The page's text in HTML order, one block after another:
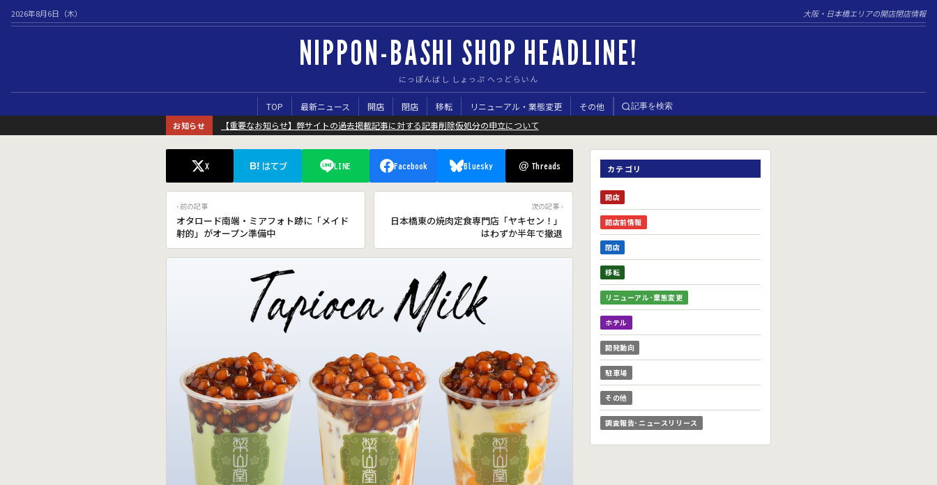
2026年8月6日（木） 大阪・日本橋エリアの開店閉店情報
NIPPON-BASHI SHOP HEADLINE!
にっぽんばし しょっぷ へっどらいん
TOP 最新ニュース 開店 閉店 移転 リニューアル・業態変更 その他 記事を検索
お知らせ 【重要なお知らせ】弊サイトの過去掲載記事に対する記事削除仮処分の申立について
X B! はてブ LINE Facebook Bluesky @ Threads
‹ 前の記事
オタロード南端・ミアフォト跡に「メイド
射的」がオープン準備中
次の記事 ›
日本橋東の焼肉定食専門店「ヤキセン！」
はわずか半年で撤退
カテゴリ
開店
開店前情報
閉店
移転
リニューアル･業態変更
ホテル
開発動向
駐車場
その他
調査報告･ニュースリリース